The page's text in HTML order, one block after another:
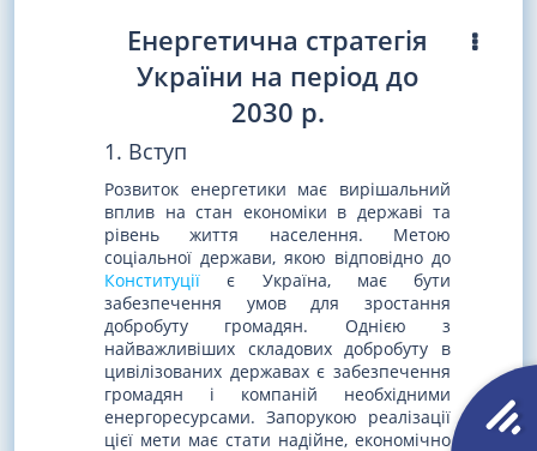
Енергетична стратегія
України на період до
2030 р.
1. Вступ
Розвиток енергетики має вирішальний
вплив на стан економіки в державі та
рівень життя населення. Метою
соціальної держави, якою відповідно до
Конституції є Україна, має бути
забезпечення умов для зростання
добробуту громадян. Однією з
найважливіших складових добробуту в
цивілізованих державах є забезпечення
громадян і компаній необхідними
енергоресурсами. Запорукою реалізації
цієї мети має стати надійне, економічно